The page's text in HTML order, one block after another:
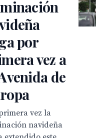
por
vez a
de
vez la
navideña